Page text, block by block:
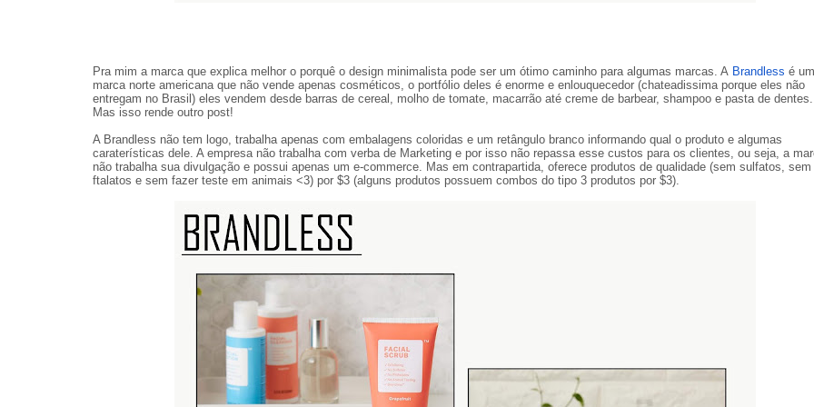
Pra mim a marca que explica melhor o porquê o design minimalista pode ser um ótimo caminho para algumas marcas. A Brandless é
marca norte americana que não vende apenas cosméticos, o portfólio deles é enorme e enlouquecedor (chateadissima porque eles não
entregam no Brasil) eles vendem desde barras de cereal, molho de tomate, macarrão até creme de barbear, shampoo e pasta de dentes.
Mas isso rende outro post!
A Brandless não tem logo, trabalha apenas com embalagens coloridas e um retângulo branco informando qual o produto e algumas
caraterísticas dele. A empresa não trabalha com verba de Marketing e por isso não repassa esse custos para os clientes, ou seja, a
não trabalha sua divulgação e possui apenas um e-commerce. Mas em contrapartida, oferece produtos de qualidade (sem sulfatos, sem
ftalatos e sem fazer teste em animais <3) por $3 (alguns produtos possuem combos do tipo 3 produtos por $3).